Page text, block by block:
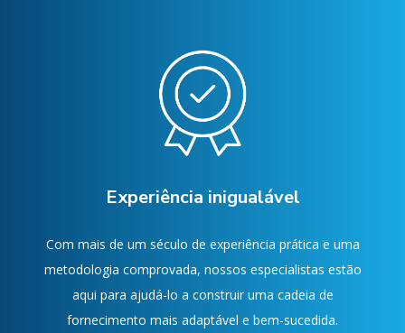
Experiência inigualável
Com mais de um século de experiência prática e uma
metodologia comprovada, nossos especialistas estão
aqui para ajudá-lo a construir uma cadeia de
fornecimento mais adaptável e bem-sucedida.